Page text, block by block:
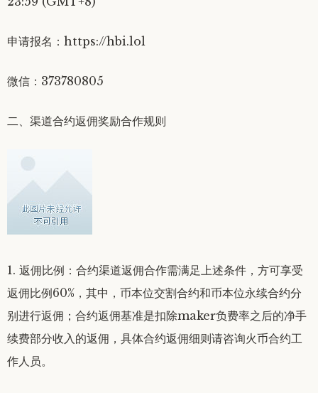
申请报名：https://hbi.lol
微信：373780805
二、渠道合约返佣奖励合作规则
1. 返佣比例：合约渠道返佣合作需满足上述条件，方可享受
返佣比例60%，其中，币本位交割合约和币本位永续合约分
别进行返佣；合约返佣基准是扣除maker负费率之后的净手
续费部分收入的返佣，具体合约返佣细则请咨询火币合约工
作人员。